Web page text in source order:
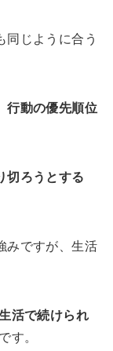
じように合う
行動の優先順位
切ろうとする
みですが、生活
活で続けられ
す。